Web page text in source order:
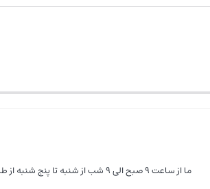
ما از ساعت 9 صبح الی 9 شب از شنبه تا پنج شنبه از طریق واتساپ و تماس پشتیبان شما هستیم